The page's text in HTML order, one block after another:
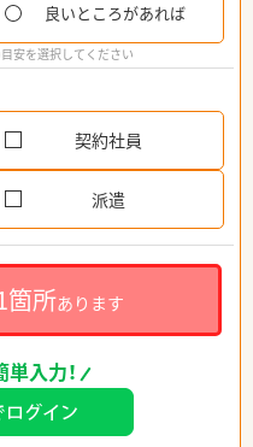
良いところがあれば
安を選択してください
契約社員
派遣
箇所あります
入力！